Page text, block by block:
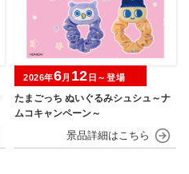
たまごっち ぬいぐるみシュシュ～ナ
ムコキャンペーン～
2026年6月 12 日～登場